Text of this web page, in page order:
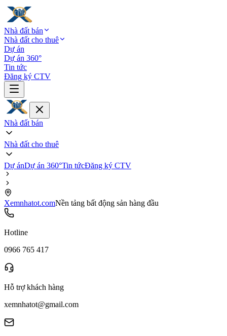
Nhà đất bán
Nhà đất cho thuê
Dự án
Dự án 360°
Tin tức
Đăng ký CTV
Nhà đất bán
Nhà đất cho thuê
Dự ánDự án 360°Tin tứcĐăng ký CTV
Xemnhatot.comNền tảng bất động sản hàng đầu
Hotline
0966 765 417
Hỗ trợ khách hàng
xemnhatot@gmail.com